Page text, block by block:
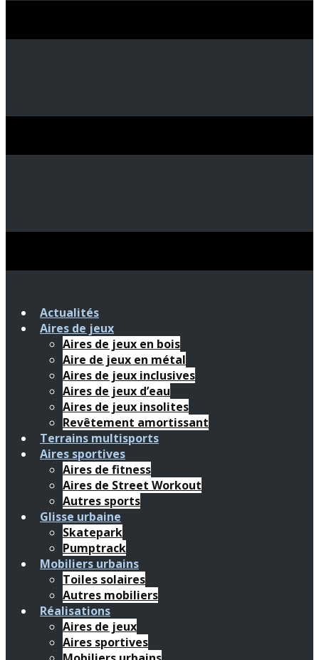
Actualités
Aires de jeux
Aires de jeux en bois
Aire de jeux en métal
Aires de jeux inclusives
Aires de jeux d’eau
Aires de jeux insolites
Revêtement amortissant
Terrains multisports
Aires sportives
Aires de fitness
Aires de Street Workout
Autres sports
Glisse urbaine
Skatepark
Pumptrack
Mobiliers urbains
Toiles solaires
Autres mobiliers
Réalisations
Aires de jeux
Aires sportives